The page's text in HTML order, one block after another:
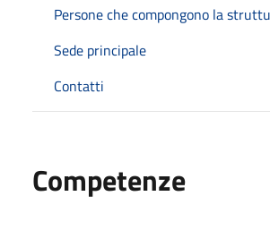
Persone che compongono la
Sede principale
Contatti
Competenze